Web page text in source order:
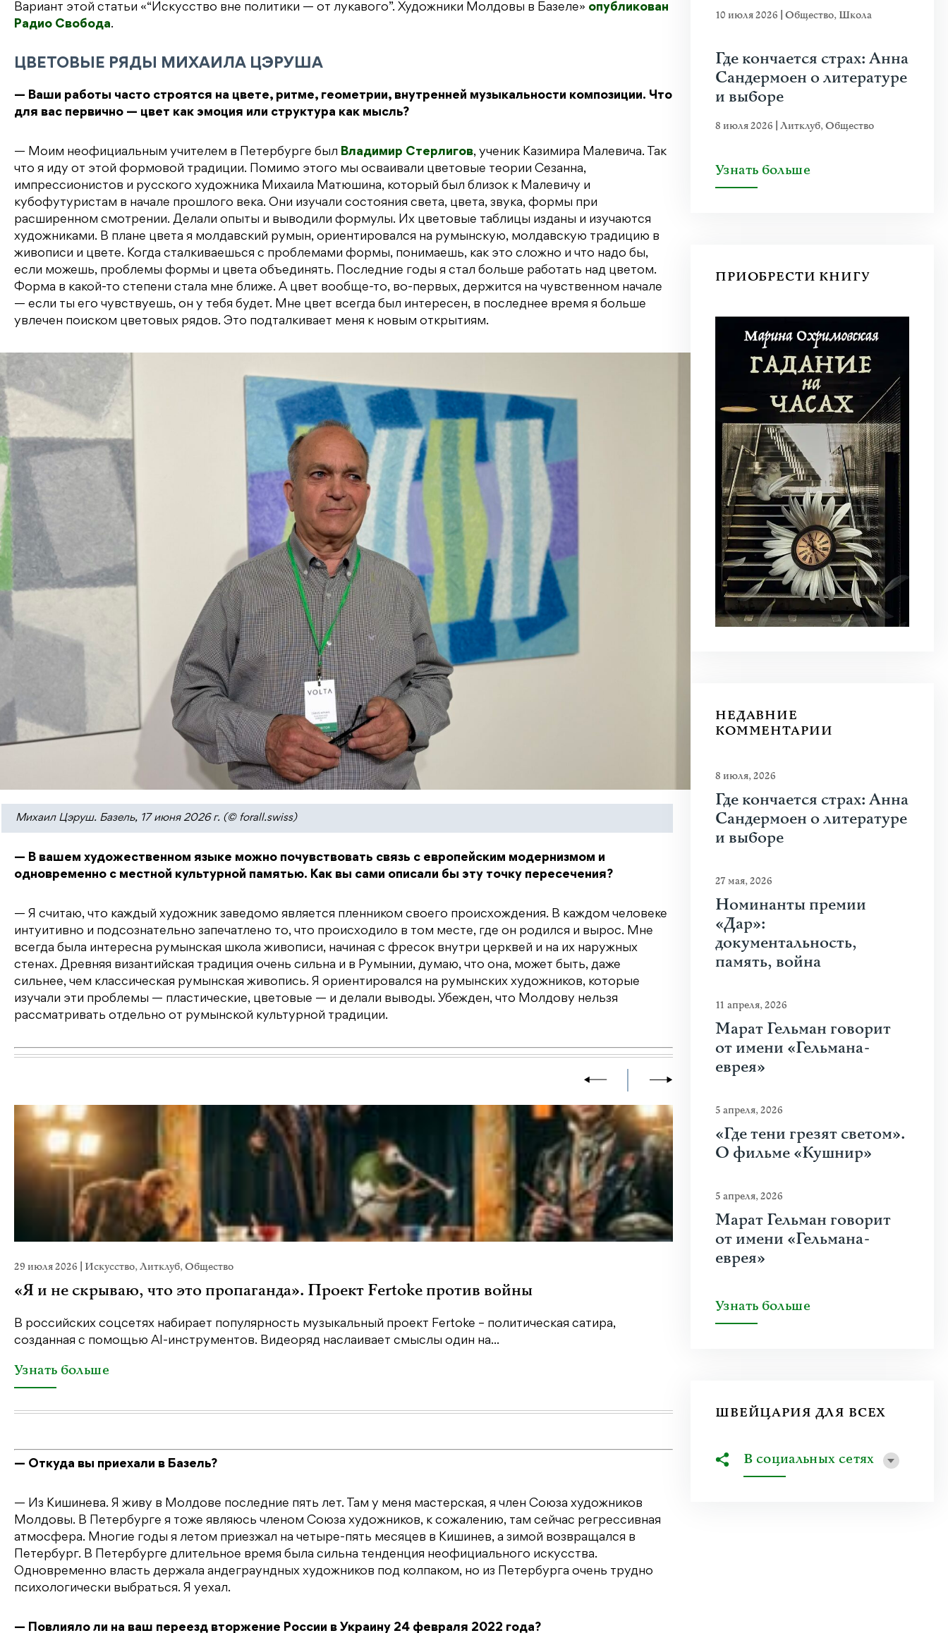
Вариант этой статьи «“Искусство вне политики — от лукавого”. Художники Молдовы в Базеле» опубликован
Радио Свобода.
ЦВЕТОВЫЕ РЯДЫ МИХАИЛА ЦЭРУША
— Ваши работы часто строятся на цвете, ритме, геометрии, внутренней музыкальности композиции. Что
для вас первично — цвет как эмоция или структура как мысль?
— Моим неофициальным учителем в Петербурге был Владимир Стерлигов, ученик Казимира Малевича. Так
что я иду от этой формовой традиции. Помимо этого мы осваивали цветовые теории Сезанна,
импрессионистов и русского художника Михаила Матюшина, который был близок к Малевичу и
кубофутуристам в начале прошлого века. Они изучали состояния света, цвета, звука, формы при
расширенном смотрении. Делали опыты и выводили формулы. Их цветовые таблицы изданы и изучаются
художниками. В плане цвета я молдавский румын, ориентировался на румынскую, молдавскую традицию в
живописи и цвете. Когда сталкиваешься с проблемами формы, понимаешь, как это сложно и что надо бы,
если можешь, проблемы формы и цвета объединять. Последние годы я стал больше работать над цветом.
Форма в какой-то степени стала мне ближе. А цвет вообще-то, во-первых, держится на чувственном начале
— если ты его чувствуешь, он у тебя будет. Мне цвет всегда был интересен, в последнее время я больше
увлечен поиском цветовых рядов. Это подталкивает меня к новым открытиям.
Михаил Цэруш. Базель, 17 июня 2026 г. (© forall.swiss)
— В вашем художественном языке можно почувствовать связь с европейским модернизмом и
одновременно с местной культурной памятью. Как вы сами описали бы эту точку пересечения?
— Я считаю, что каждый художник заведомо является пленником своего происхождения. В каждом человеке
интуитивно и подсознательно запечатлено то, что происходило в том месте, где он родился и вырос. Мне
всегда была интересна румынская школа живописи, начиная с фресок внутри церквей и на их наружных
стенах. Древняя византийская традиция очень сильна и в Румынии, думаю, что она, может быть, даже
сильнее, чем классическая румынская живопись. Я ориентировался на румынских художников, которые
изучали эти проблемы — пластические, цветовые — и делали выводы. Убежден, что Молдову нельзя
рассматривать отдельно от румынской культурной традиции.
29 июля 2026 Искусство,Литклуб,Общество
«Я и не скрываю, что это пропаганда». Проект Fertoke против войны
В российских соцсетях набирает популярность музыкальный проект Fertoke – политическая сатира,
созданная с помощью AI-инструментов. Видеоряд наслаивает смыслы один на...
Узнать больше
9 июня 2026| Искусство
Сколько часов в неделю работает
— Откуда вы приехали в Базель?
— Из Кишинева. Я живу в Молдове последние пять лет. Там у меня мастерская, я член Союза художников
Молдовы. В Петербурге я тоже являюсь членом Союза художников, к сожалению, там сейчас регрессивная
атмосфера. Многие годы я летом приезжал на четыре-пять месяцев в Кишинев, а зимой возвращался в
Петербург. В Петербурге длительное время была сильна тенденция неофициального искусства.
Одновременно власть держала андеграундных художников под колпаком, но из Петербурга очень трудно
психологически выбраться. Я уехал.
— Повлияло ли на ваш переезд вторжение России в Украину 24 февраля 2022 года?
10 июля 2026 Общество, Школа
Где кончается страх: Анна
Сандермоен о литературе
и выборе
8 июля 2026 Литклуб,Общество
Узнать больше
ПРИОБРЕСТИ КНИГУ
НЕДАВНИЕ
КОММЕНТАРИИ
8 июля, 2026
Где кончается страх: Анна
Сандермоен о литературе
и выборе
27 мая, 2026
Номинанты премии
«Дар»:
документальность,
память, война
11 апреля, 2026
Марат Гельман говорит
от имени «Гельмана-
еврея»
5 апреля, 2026
«Где тени грезят светом».
О фильме «Кушнир»
5 апреля, 2026
Марат Гельман говорит
от имени «Гельмана-
еврея»
Узнать больше
ШВЕЙЦАРИЯ ДЛЯ ВСЕХ
В социальных сетях